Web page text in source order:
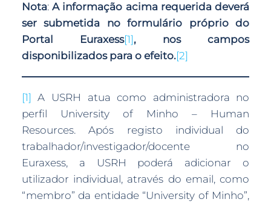
Nota:A informação acima requerida deverá
ser submetida no formulário próprio do
Portal Euraxess[1], nos campos
disponibilizados para o efeito.[2]
[1] A USRH atua como administradora no
perfil University of Minho – Human
Resources. Após registo individual do
trabalhador/investigador/docente no
Euraxess, a USRH poderá adicionar o
utilizador individual, através do email, como
“membro” da entidade “University of Minho”,